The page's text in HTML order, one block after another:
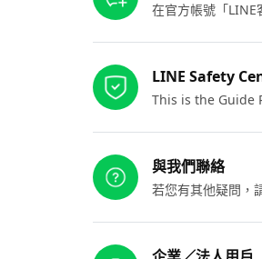
在官方帳號「LINE
LINE Safety
This is the Guide
與我們聯絡
若您有其他疑問，